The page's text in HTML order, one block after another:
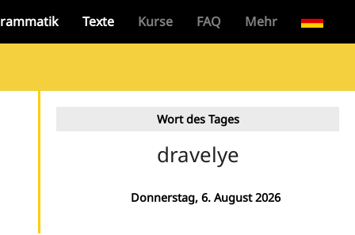
Texte Kurse FAQ Mehr
Wort des Tages
dravelye
Donnerstag, 6. August 2026